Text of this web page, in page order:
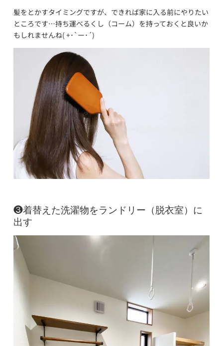
髪をとかすタイミングですが、できれば家に入る前にやりたい
ところです…持ち運べるくし（コーム）を持っておくと良いか
もしれませんね( +･`ー･´)
❸着替えた洗濯物をランドリー（脱衣室）に
出す